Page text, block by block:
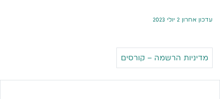
עדכון אחרון 2 יולי 2023
מדיניות הרשמה – קורסים